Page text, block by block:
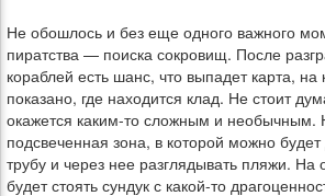
Не обошлось и без еще одного важного
пиратства — поиска сокровищ. После
кораблей есть шанс, что выпадет карта, на
показано, где находится клад. Не стоит
окажется каким-то сложным и необычным.
подсвеченная зона, в которой можно
трубу и через нее разглядывать пляжи. На
будет стоять сундук с какой-то